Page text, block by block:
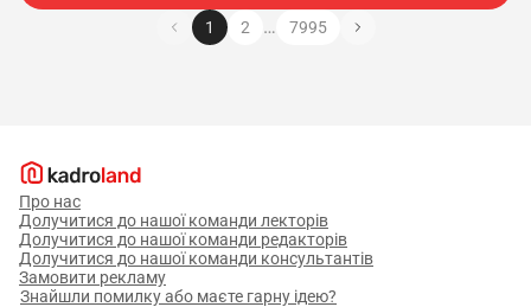
1 2 … 7995
Про нас
Долучитися до нашої команди лекторів
Долучитися до нашої команди редакторів
Долучитися до нашої команди консультантів
Замовити рекламу
Знайшли помилку або маєте гарну ідею?